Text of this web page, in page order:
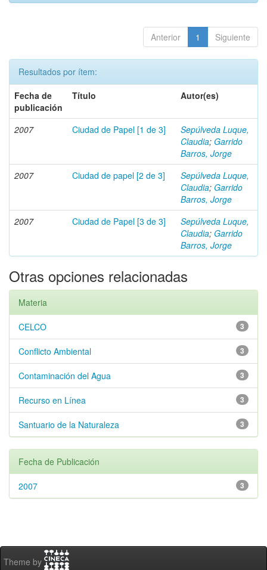
Anterior 1 Siguiente
Resultados por ítem:
Fecha de
publicación
Título Autor(es)
2007 Ciudad de Papel [1 de 3]
Sepúlveda Luque,
Claudia; Garrido
Barros, Jorge
2007
Ciudad de papel [2 de 3]
Sepúlveda Luque,
Claudia; Garrido
Barros, Jorge
2007
Ciudad de Papel [3 de 3]
Sepúlveda Luque,
Claudia; Garrido
Barros, Jorge
Otras opciones relacionadas
Materia
3
CELCO
3
Conflicto Ambiental
3
Contaminación del Agua
3
Recurso en Línea
3
Santuario de la Naturaleza
Fecha de Publicación
3
2007
Theme by